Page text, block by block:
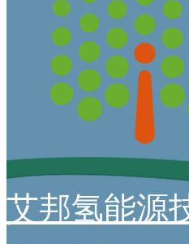
艾邦氢能源